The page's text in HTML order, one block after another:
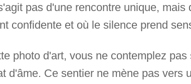
pas d'une rencontre unique,
confidente et où le silence prend
photo d'art, vous ne contemplez
d'âme. Ce sentier ne mène pas vers